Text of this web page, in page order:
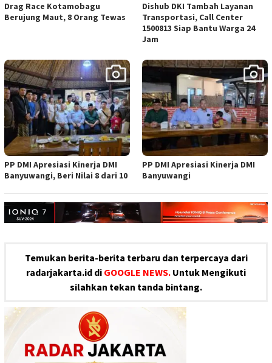
Drag Race Kotamobagu
Berujung Maut, 8 Orang Tewas
Dishub DKI Tambah Layanan
Transportasi, Call Center
1500813 Siap Bantu Warga 24
Jam
PP DMI Apresiasi Kinerja DMI
Banyuwangi, Beri Nilai 8 dari 10
PP DMI Apresiasi Kinerja DMI
Banyuwangi
Temukan berita-berita terbaru dan terpercaya dari
radarjakarta.id di GOOGLE NEWS. Untuk Mengikuti
silahkan tekan tanda bintang.